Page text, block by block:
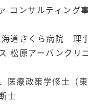
コンサルティング
海道さくら病院 理
松原アーバンクリ
医療政策学修士（
士